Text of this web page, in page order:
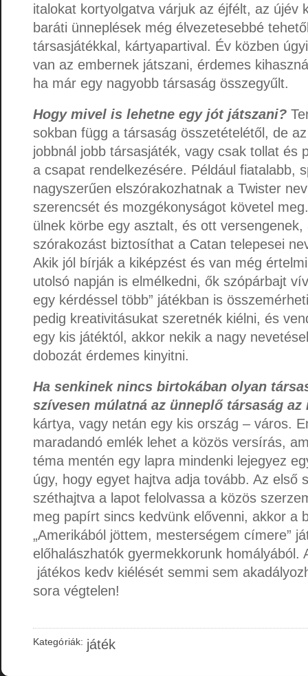
italokat kortyolgatva várjuk az éjfélt, az újév
baráti ünneplések még élvezetesebbé
társasjátékkal, kártyapartival. Év közben
van az embernek játszani, érdemes
ha már egy nagyobb társaság összegyűlt.
Hogy mivel is lehetne egy jót játszani?
sokban függ a társaság összetételétől, de
jobbnál jobb társasjáték, vagy csak tollat és
a csapat rendelkezésére. Például fiatalabb,
nagyszerűen elszórakozhatnak a Twister
szerencsét és mozgékonyságot követel
ülnek körbe egy asztalt, és ott versengenek,
szórakozást biztosíthat a Catan telepesei
Akik jól bírják a kiképzést és van még
utolsó napján is elmélkedni, ők szópárbajt
egy kérdéssel több” játékban is
pedig kreativitásukat szeretnék kiélni, és
egy kis játéktól, akkor nekik a nagy
dobozát érdemes kinyitni.
Ha senkinek nincs birtokában olyan
szívesen múlatná az ünneplő társaság az
kártya, vagy netán egy kis ország – város.
maradandó emlék lehet a közös versírás,
téma mentén egy lapra mindenki lejegyez
úgy, hogy egyet hajtva adja tovább. Az első
széthajtva a lapot felolvassa a közös
meg papírt sincs kedvünk elővenni, akkor a
„Amerikából jöttem, mesterségem címere”
előhalászhatók gyermekkorunk homályából.
játékos kedv kiélését semmi sem
sora végtelen!
Kategóriák: játék